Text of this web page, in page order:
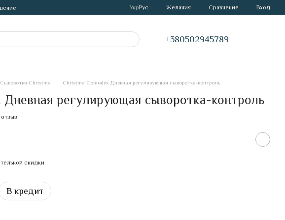
УкрРус Желания Сравнение Вход
+380502945789
Сыворотки Christina Christina Comodex Дневная регулирующая сыворотка-контроль
регулирующая сыворотка-контроль
скидки
В кредит